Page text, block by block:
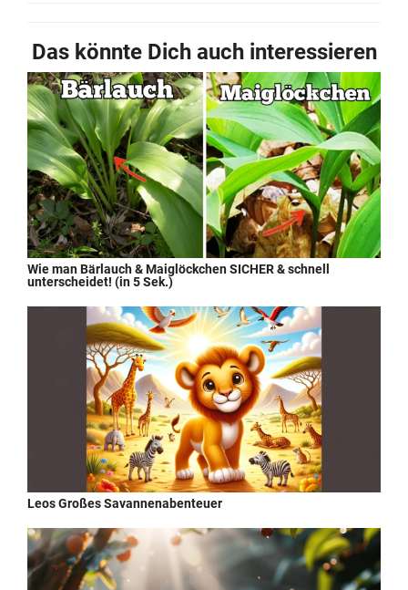
Das könnte Dich auch interessieren
Wie man Bärlauch & Maiglöckchen SICHER & schnell
unterscheidet! (in 5 Sek.)
Leos Großes Savannenabenteuer